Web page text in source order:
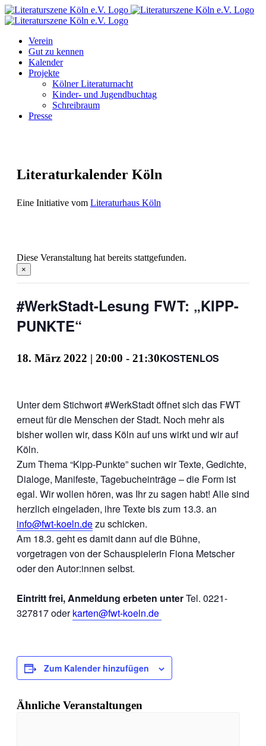
Zum
Inhalt
Facebook
Instagram
E-
Mail
Verein
Gut zu kennen
Kalender
Projekte
Kölner Literaturnacht
Kinder- und Jugendbuchtag
Schreibraum
Presse
Literaturkalender Köln
Eine Initiative vom Literaturhaus Köln
Diese Veranstaltung hat bereits stattgefunden.
×
#WerkStadt-Lesung FWT: „KIPP-
PUNKTE“
18. März 2022 | 20:00 - 21:30KOSTENLOS
Unter dem Stichwort #WerkStadt öffnet sich das FWT
erneut für die Menschen der Stadt. Noch mehr als
bisher wollen wir, dass Köln auf uns wirkt und wir auf
Köln.
Zum Thema “Kipp-Punkte” suchen wir Texte, Gedichte,
Dialoge, Manifeste, Tagebucheinträge – die Form ist
egal. Wir wollen hören, was Ihr zu sagen habt! Alle sind
herzlich eingeladen, ihre Texte bis zum 13.3. an
info@fwt-koeln.dezu schicken.
Am 18.3. geht es damit dann auf die Bühne,
vorgetragen von der Schauspielerin Fiona Metscher
oder den Autor:innen selbst.
Eintritt frei, Anmeldung erbeten unterTel. 0221-
327817 oderkarten@fwt-koeln.de
Zum Kalender hinzufügen
Ähnliche Veranstaltungen